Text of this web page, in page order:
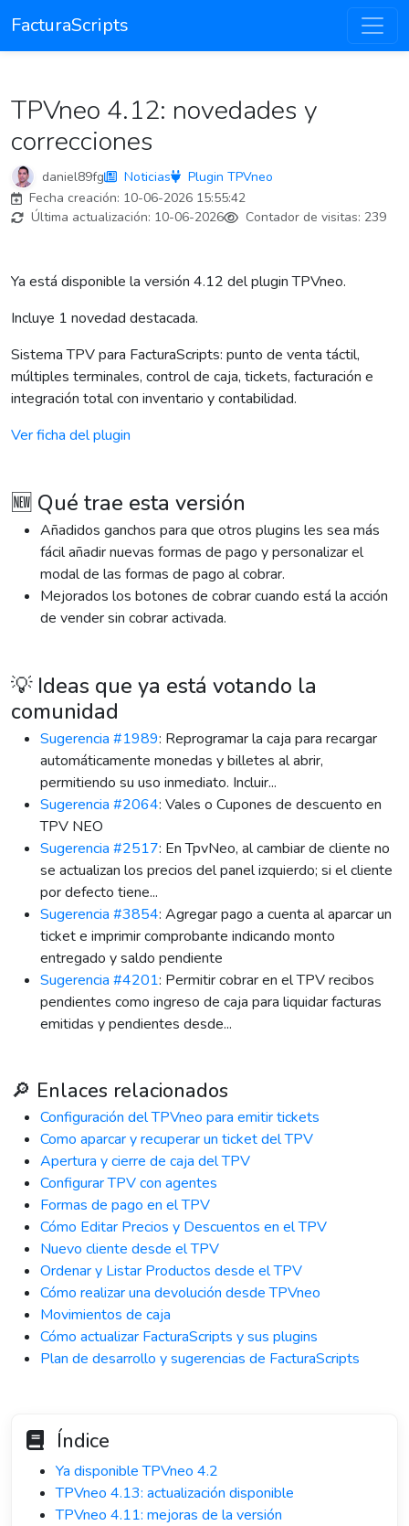
FacturaScripts
TPVneo 4.12: novedades y
correcciones
daniel89fg Noticias
Plugin TPVneo
Fecha creación: 10-06-2026 15:55:42
Última actualización: 10-06-2026 Contador de visitas: 239
Ya está disponible la versión 4.12 del plugin TPVneo.
Incluye 1 novedad destacada.
Sistema TPV para FacturaScripts: punto de venta táctil,
múltiples terminales, control de caja, tickets, facturación e
integración total con inventario y contabilidad.
Ver ficha del plugin
🆕 Qué trae esta versión
Añadidos ganchos para que otros plugins les sea más
fácil añadir nuevas formas de pago y personalizar el
modal de las formas de pago al cobrar.
Mejorados los botones de cobrar cuando está la acción
de vender sin cobrar activada.
💡 Ideas que ya está votando la
comunidad
Sugerencia #1989: Reprogramar la caja para recargar
automáticamente monedas y billetes al abrir,
permitiendo su uso inmediato. Incluir...
Sugerencia #2064: Vales o Cupones de descuento en
TPV NEO
Sugerencia #2517: En TpvNeo, al cambiar de cliente no
se actualizan los precios del panel izquierdo; si el cliente
por defecto tiene...
Sugerencia #3854: Agregar pago a cuenta al aparcar un
ticket e imprimir comprobante indicando monto
entregado y saldo pendiente
Sugerencia #4201: Permitir cobrar en el TPV recibos
pendientes como ingreso de caja para liquidar facturas
emitidas y pendientes desde...
🔎 Enlaces relacionados
Configuración del TPVneo para emitir tickets
Como aparcar y recuperar un ticket del TPV
Apertura y cierre de caja del TPV
Configurar TPV con agentes
Formas de pago en el TPV
Cómo Editar Precios y Descuentos en el TPV
Nuevo cliente desde el TPV
Ordenar y Listar Productos desde el TPV
Cómo realizar una devolución desde TPVneo
Movimientos de caja
Cómo actualizar FacturaScripts y sus plugins
Plan de desarrollo y sugerencias de FacturaScripts
Índice
Ya disponible TPVneo 4.2
TPVneo 4.13: actualización disponible
TPVneo 4.11: mejoras de la versión